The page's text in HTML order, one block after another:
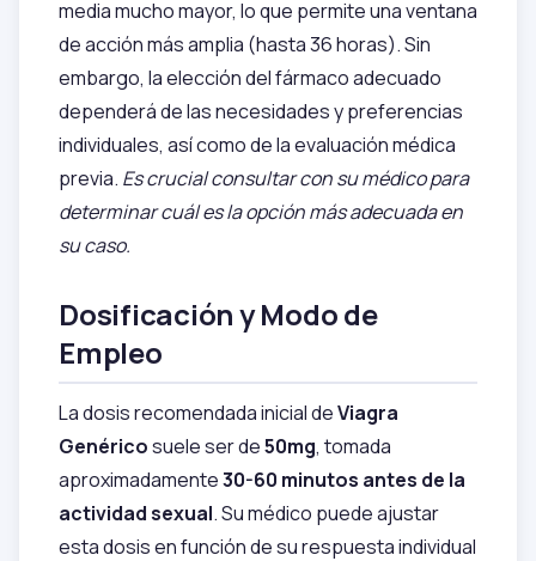
media mucho mayor, lo que permite una ventana
de acción más amplia (hasta 36 horas). Sin
embargo, la elección del fármaco adecuado
dependerá de las necesidades y preferencias
individuales, así como de la evaluación médica
previa. Es crucial consultar con su médico para
determinar cuál es la opción más adecuada en
su caso.
Dosificación y Modo de
Empleo
La dosis recomendada inicial deViagra
Genéricosuele ser de50mg, tomada
aproximadamente30-60 minutos antes de la
actividad sexual. Su médico puede ajustar
esta dosis en función de su respuesta individual